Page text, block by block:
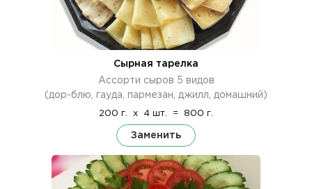
Сырная тарелка
Ассорти сыров 5 видов
(дор-блю, гауда, пармезан, джилл, домашний)
200 г. x 4 шт. = 800 г.
Заменить